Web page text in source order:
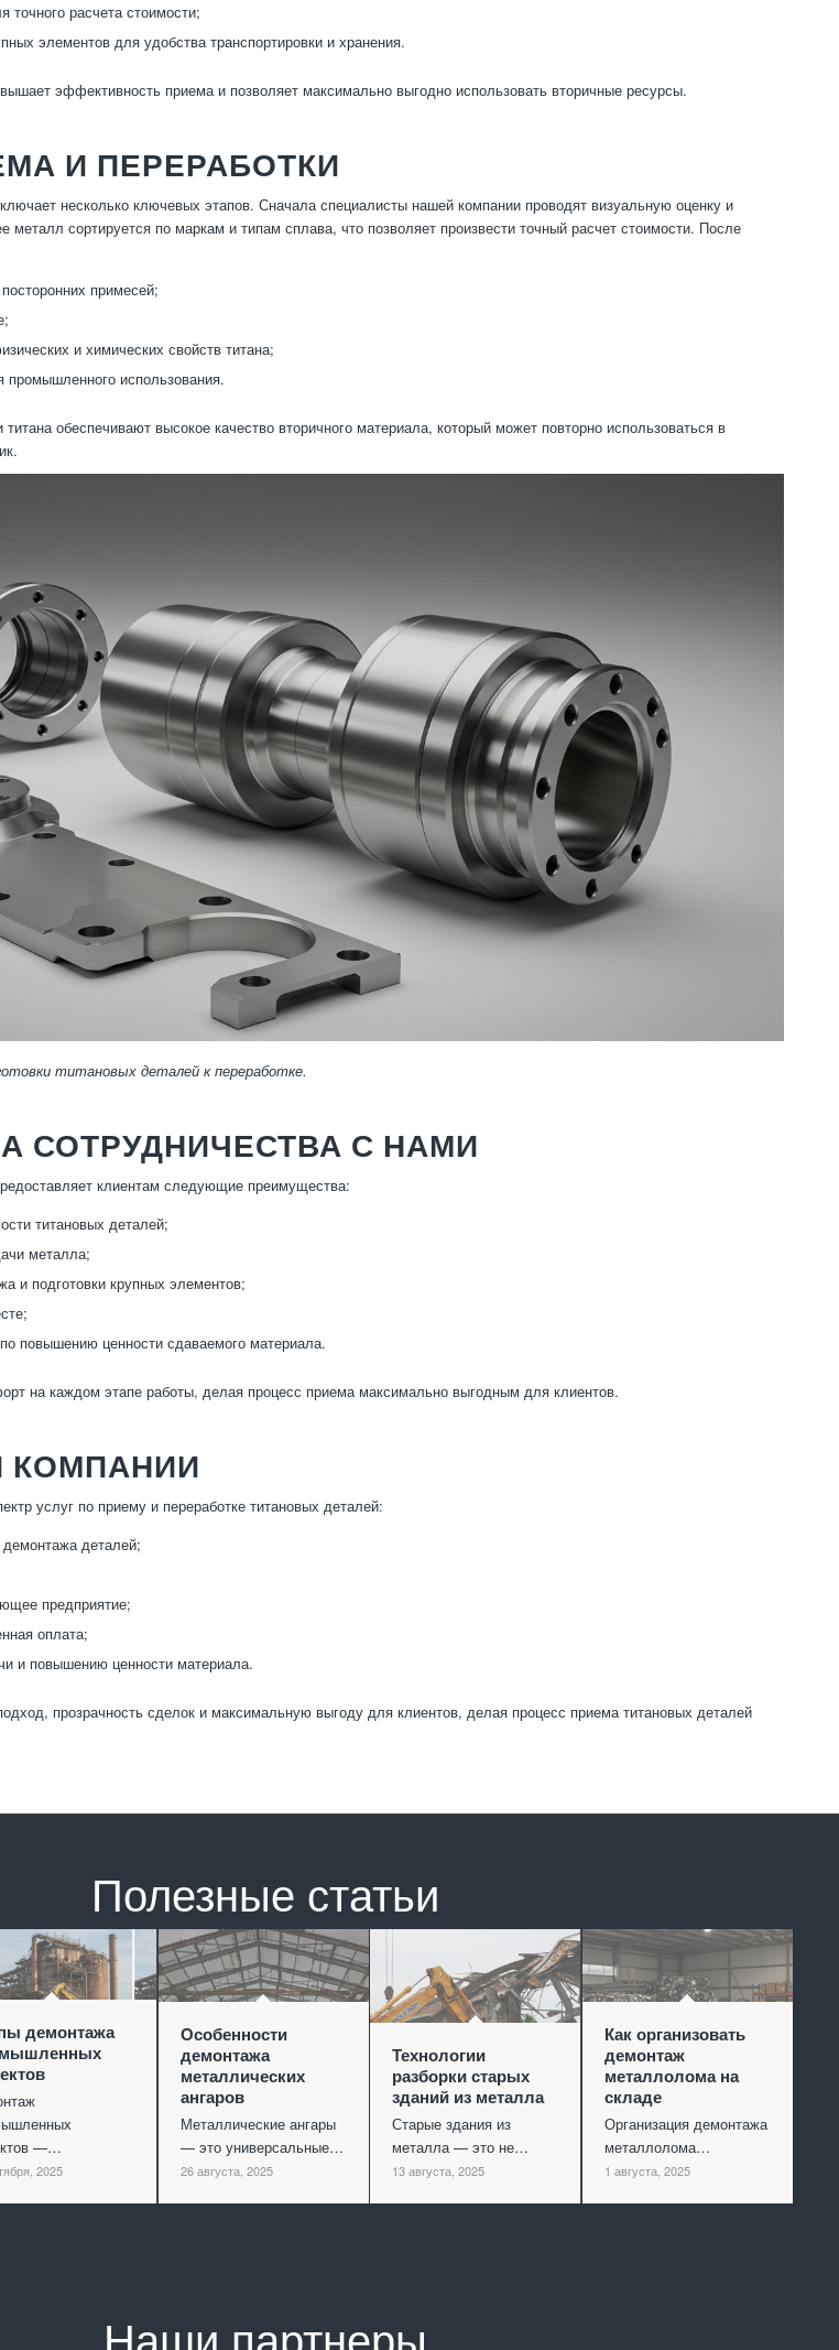
точного расчета стоимости;
элементов для удобства транспортировки и хранения.
эффективность приема и позволяет максимально выгодно использовать вторичные ресурсы.
И ПЕРЕРАБОТКИ
несколько ключевых этапов. Сначала специалисты нашей компании проводят визуальную оценку и
металл сортируется по маркам и типам сплава, что позволяет произвести точный расчет стоимости. После
примесей;
и химических свойств титана;
промышленного использования.
обеспечивают высокое качество вторичного материала, который может повторно использоваться в
титановых деталей к переработке.
СОТРУДНИЧЕСТВА С НАМИ
клиентам следующие преимущества:
титановых деталей;
металла;
и подготовки крупных элементов;
повышению ценности сдаваемого материала.
на каждом этапе работы, делая процесс приема максимально выгодным для клиентов.
КОМПАНИИ
услуг по приему и переработке титановых деталей:
деталей;
предприятие;
оплата;
и повышению ценности материала.
прозрачность сделок и максимальную выгоду для клиентов, делая процесс приема титановых деталей
Полезные статьи
демонтажа
—…
2025
Особенности
демонтажа
металлических
ангаров
Металлические ангары
— это универсальные…
26 августа, 2025
Технологии
разборки старых
зданий из металла
Старые здания из
металла — это не…
13 августа, 2025
Как организовать
демонтаж
металлолома на
складе
Организация демонтажа
металлолома…
1 августа, 2025